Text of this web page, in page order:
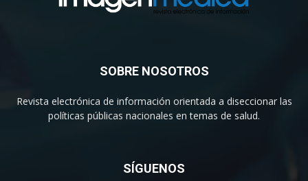
SOBRE NOSOTROS
Revista electrónica de información orientada a diseccionar las
políticas públicas nacionales en temas de salud.
SÍGUENOS